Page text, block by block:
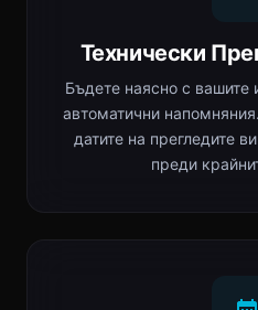
Технически
Бъдете наясно с вашите
автоматични
датите на прегледите
преди